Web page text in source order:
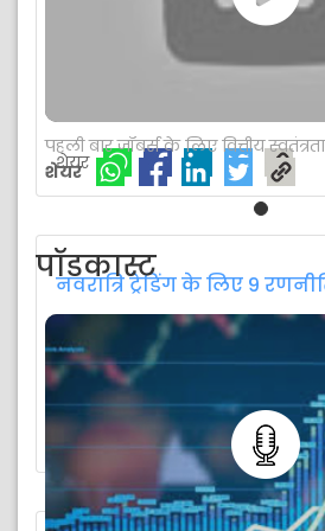
जब आप शहर में वयस्क होते हैं तो
यदि आप युवा हैं या काम के लिए
शेयर
नवरात्रि ट्रेडिंग के लिए 9
त्योहारों की शुरुआत निवेशकों को
अवसरों का पता लगाने के लिए
अधिक पढ़ें
शेयर
पहली बार जॉबर्स के लिए वित्तीय
शेयर
पॉडकास्ट